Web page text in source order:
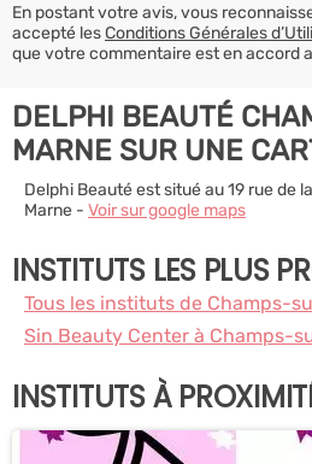
En postant votre avis, vous
accepté lesConditions Générales
que votre commentaire est en accord
DELPHI BEAUTÉ
MARNE SUR UNE
Delphi Beauté est situé au 19 rue de
Marne - Voir sur google maps
INSTITUTS LES PLUS
Tous les instituts de Champs-
Sin Beauty Center à Champs-
INSTITUTS À